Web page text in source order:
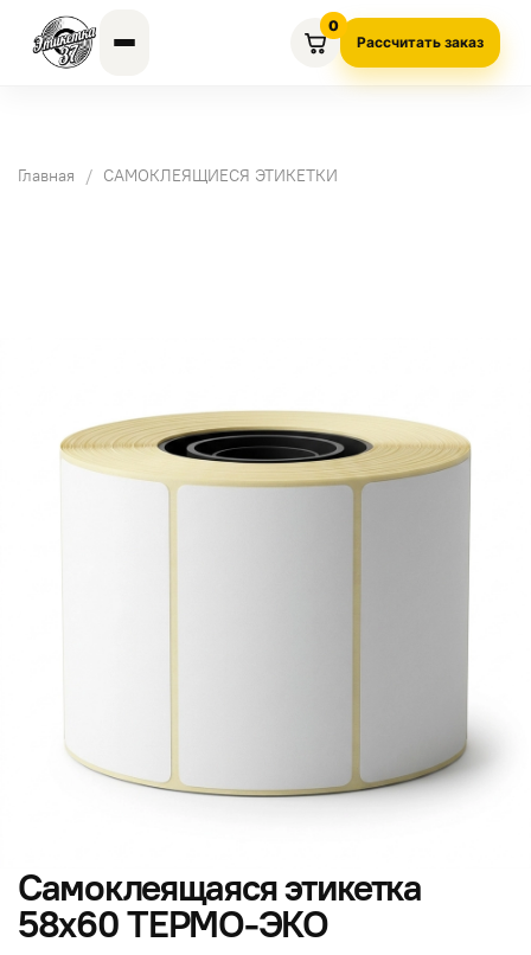
0
Рассчитать заказ
Главная САМОКЛЕЯЩИЕСЯ ЭТИКЕТКИ
Самоклеящаяся этикетка
58х60 ТЕРМО-ЭКО